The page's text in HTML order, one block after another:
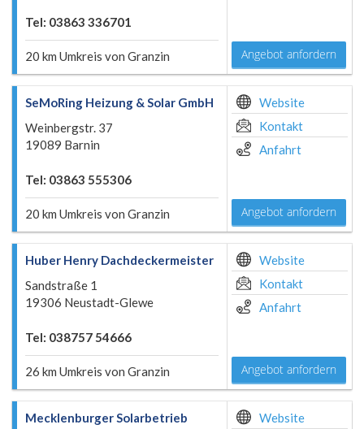
Tel: 03863 336701
20 km Umkreis von Granzin Angebot anfordern
SeMoRing Heizung & Solar GmbH
Weinbergstr. 37
19089 Barnin
Tel: 03863 555306
20 km Umkreis von Granzin
Website
Kontakt
Anfahrt
Angebot anfordern
Huber Henry Dachdeckermeister
Sandstraße 1
19306 Neustadt-Glewe
Tel: 038757 54666
26 km Umkreis von Granzin
Website
Kontakt
Anfahrt
Angebot anfordern
Mecklenburger Solarbetrieb Website